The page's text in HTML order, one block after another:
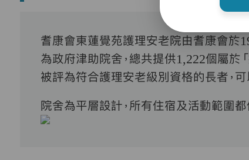
耆康會東蓮覺苑護理安老院由耆康會於
為政府津助院舍，總共提供1,222個屬於
被評為符合護理安老級別資格的長者，
院舍為平層設計，所有住宿及活動範圍